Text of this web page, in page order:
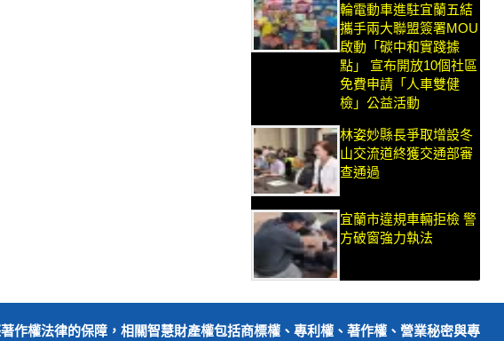
輪電動車進駐宜蘭五結
攜手兩大聯盟簽署MOU
啟動「碳中和實踐據
點」 宣布開放10個社區
免費申請「人車雙健
檢」公益活動
林姿妙縣長爭取增設冬
山交流道終獲交通部審
查通過
宜蘭市違規車輛拒檢 警
方破窗強力執法
作權法律的保障，相關智慧財產權包括商標權、專利權、著作權、營業秘密與專